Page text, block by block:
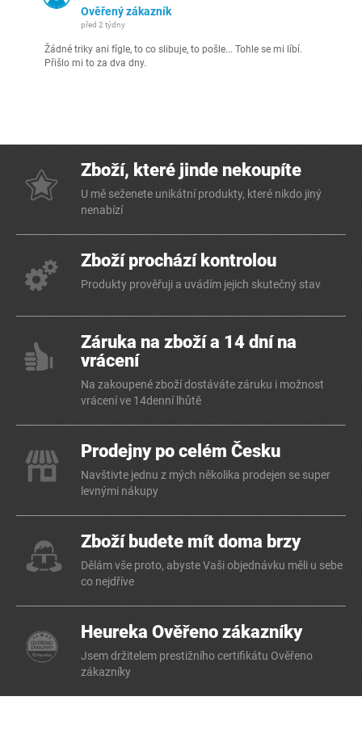
Ověřený zákazník
před 2 týdny
Žádné triky ani fígle, to co slibuje, to pošle... Tohle se mi líbí.
Přišlo mi to za dva dny.
Zboží, které jinde nekoupíte
U mě seženete unikátní produkty, které nikdo jiný
nenabízí
Zboží prochází kontrolou
Produkty prověřuji a uvádím jejich skutečný stav
Záruka na zboží a 14 dní na
vrácení
Na zakoupené zboží dostáváte záruku i možnost
vrácení ve 14denní lhůtě
Prodejny po celém Česku
Navštivte jednu z mých několika prodejen se super
levnými nákupy
Zboží budete mít doma brzy
Dělám vše proto, abyste Vaši objednávku měli u sebe
co nejdříve
Heureka Ověřeno zákazníky
Jsem držitelem prestižního certifikátu Ověřeno
zákazníky